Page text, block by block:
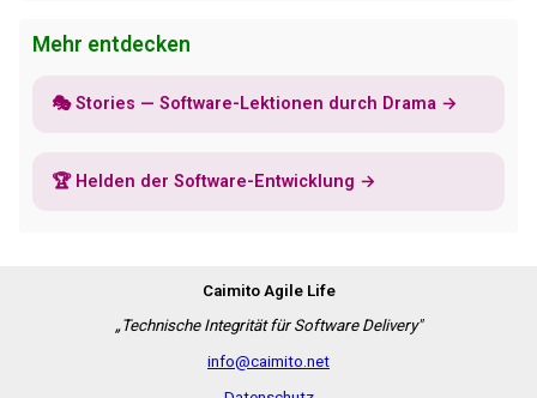
Mehr entdecken
🎭 Stories — Software-Lektionen durch Drama →
🏆 Helden der Software-Entwicklung →
Caimito Agile Life
„Technische Integrität für Software Delivery"
info@caimito.net